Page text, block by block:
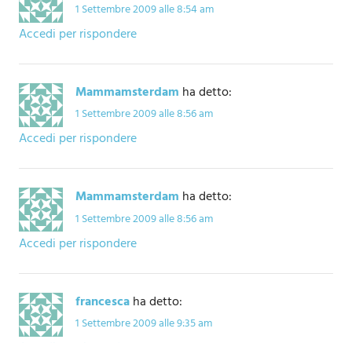
1 Settembre 2009 alle 8:54 am
Accedi per rispondere
Mammamsterdam ha detto:
1 Settembre 2009 alle 8:56 am
Accedi per rispondere
Mammamsterdam ha detto:
1 Settembre 2009 alle 8:56 am
Accedi per rispondere
francescaha detto:
1 Settembre 2009 alle 9:35 am